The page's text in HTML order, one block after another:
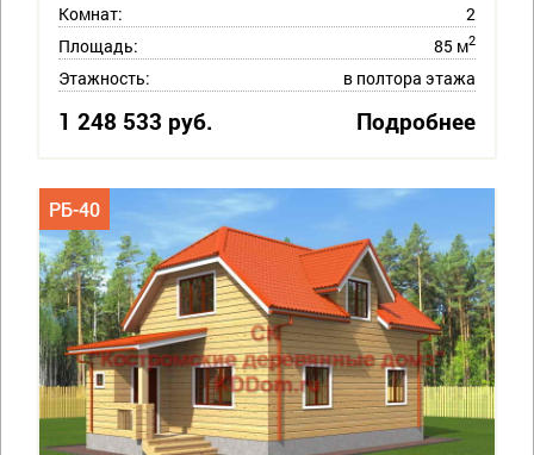
Комнат:
2
Площадь:
85 м2
Этажность: в полтора этажа
1 248 533 руб. Подробнее
РБ-40